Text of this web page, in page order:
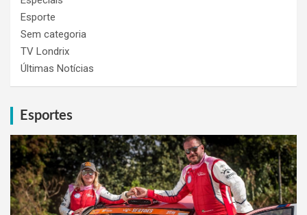
Esporte
Sem categoria
TV Londrix
Últimas Notícias
Esportes